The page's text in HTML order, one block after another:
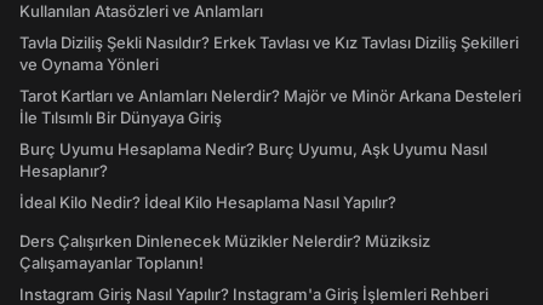
Kullanılan Atasözleri ve Anlamları
Tavla Diziliş Şekli Nasıldır? Erkek Tavlası ve Kız Tavlası Diziliş Şekilleri
ve Oynama Yönleri
Tarot Kartları ve Anlamları Nelerdir? Majör ve Minör Arkana Desteleri
İle Tılsımlı Bir Dünyaya Giriş
Burç Uyumu Hesaplama Nedir? Burç Uyumu, Aşk Uyumu Nasıl
Hesaplanır?
İdeal Kilo Nedir? İdeal Kilo Hesaplama Nasıl Yapılır?
Ders Çalışırken Dinlenecek Müzikler Nelerdir? Müziksiz
Çalışamayanlar Toplanın!
Instagram Giriş Nasıl Yapılır? Instagram'a Giriş İşlemleri Rehberi